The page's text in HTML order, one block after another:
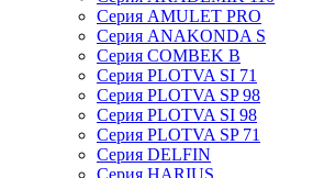
Серия AMULET PRO
Серия ANAKONDA S
Серия COMBEK B
Серия PLOTVA SI 71
Серия PLOTVA SP 98
Серия PLOTVA SI 98
Серия PLOTVA SP 71
Серия DELFIN
Серия HARIUS